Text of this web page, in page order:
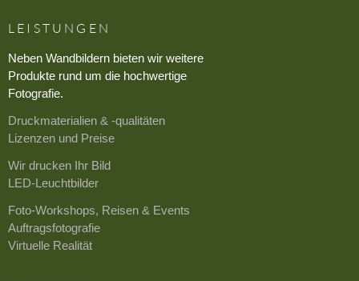
LEISTUNGEN
Neben Wandbildern bieten wir weitere
Produkte rund um die hochwertige
Fotografie.
Druckmaterialien & -qualitäten
Lizenzen und Preise
Wir drucken Ihr Bild
LED-Leuchtbilder
Foto-Workshops, Reisen & Events
Auftragsfotografie
Virtuelle Realität